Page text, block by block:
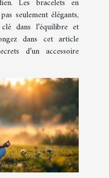
Les bracelets en
seulement élégants,
dans l’équilibre et
dans cet article
d’un accessoire